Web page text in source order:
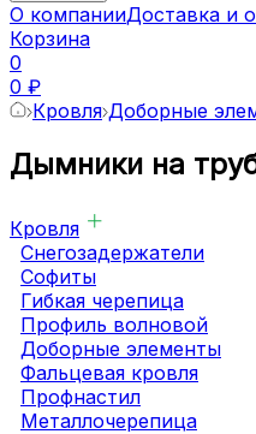
О компанииДоставка и
Корзина
0
0 ₽
Кровля Доборные
Дымники на
Кровля
Снегозадержатели
Софиты
Гибкая черепица
Профиль волновой
Доборные элементы
Фальцевая кровля
Профнастил
Металлочерепица